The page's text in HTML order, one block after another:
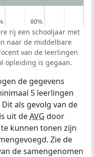
80%
80%
rij een schooljaar met
naar de middelbare
van de leerlingen
opleiding is gegaan.
de gegevens
5 leerlingen
als gevolg van de
uit deAVG door
kunnen tonen zijn
Zie de
de samengenomen